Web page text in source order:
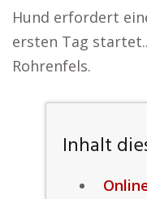
Hund erfordert
ersten Tag
Rohrenfels.
Inhalt